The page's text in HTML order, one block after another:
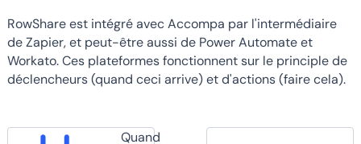
RowShare est intégré avec Accompa par l'intermédiaire
de Zapier, et peut-être aussi de Power Automate et
Workato. Ces plateformes fonctionnent sur le principle de
déclencheurs (quand ceci arrive) et d'actions (faire cela).
Quand